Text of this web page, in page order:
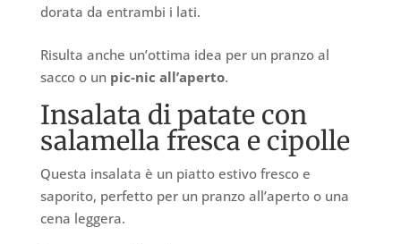
dorata da entrambi i lati.
Risulta anche un’ottima idea per un pranzo al
sacco o un pic-nic all’aperto.
Insalata di patate con
salamella fresca e cipolle
Questa insalata è un piatto estivo fresco e
saporito, perfetto per un pranzo all’aperto o una
cena leggera.